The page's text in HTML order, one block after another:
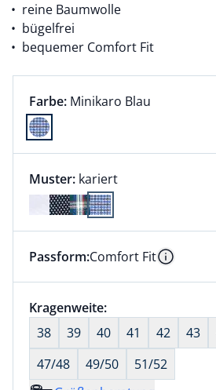
reine Baumwolle
bügelfrei
bequemer Comfort Fit
Farbauswahl:
Farbe: aktuell ausgewählt:
Minikaro Blau
Farbe Minikaro Blau ausgewählt
Muster: kariert
Dieser Artikel hat die
Passform:Comfort Fit
Größenauswahl:
Kragenweite:nichts ausgewählt
38
39 40 41 42 43
47/48
49/50
51/52